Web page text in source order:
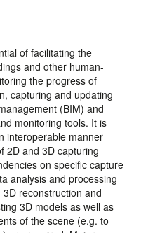
of facilitating the
and other human-
the progress of
capturing and updating
(BIM) and
monitoring tools. It is
interoperable manner
2D and 3D capturing
on specific capture
analysis and processing
reconstruction and
3D models as well as
of the scene (e.g. to